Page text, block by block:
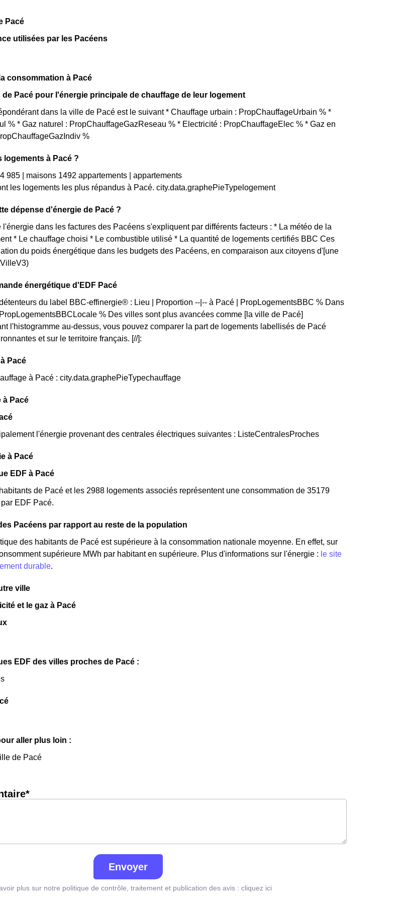
Pacé
utilisées par les Pacéens
consommation à Pacé
Pacé pour l'énergie principale de chauffage de leur logement
dans la ville de Pacé est le suivant * Chauffage urbain : PropChauffageUrbain % *
% * Gaz naturel : PropChauffageGazReseau % * Electricité : PropChauffageElec % * Gaz en
%
logements à Pacé ?
985 | maisons 1492 appartements | appartements
les logements les plus répandus à Pacé. city.data.graphePieTypelogement
dépense d'énergie de Pacé ?
l'énergie dans les factures des Pacéens s'expliquent par différents facteurs : * La météo de la
* Le chauffage choisi * Le combustible utilisé * La quantité de logements certifiés BBC Ces
du poids énergétique dans les budgets des Pacéens, en comparaison aux citoyens d'[une
énergétique d'EDF Pacé
du label BBC-effinergie® : Lieu | Proportion --|-- à Pacé | PropLogementsBBC % Dans
% Des villes sont plus avancées comme [la ville de Pacé]
l'histogramme au-dessus, vous pouvez comparer la part de logements labellisés de Pacé
et sur le territoire français. [//]:
Pacé
à Pacé : city.data.graphePieTypechauffage
à Pacé
l'énergie provenant des centrales électriques suivantes : ListeCentralesProches
à Pacé
EDF à Pacé
de Pacé et les 2988 logements associés représentent une consommation de 35179
EDF Pacé.
Pacéens par rapport au reste de la population
des habitants de Pacé est supérieure à la consommation nationale moyenne. En effet, sur
supérieure MWh par habitant en supérieure. Plus d'informations sur l'énergie : le site
durable.
ville
et le gaz à Pacé
EDF des villes proches de Pacé :
aller plus loin :
de Pacé
Envoyer
plus sur notre politique de contrôle, traitement et publication des avis : cliquez ici